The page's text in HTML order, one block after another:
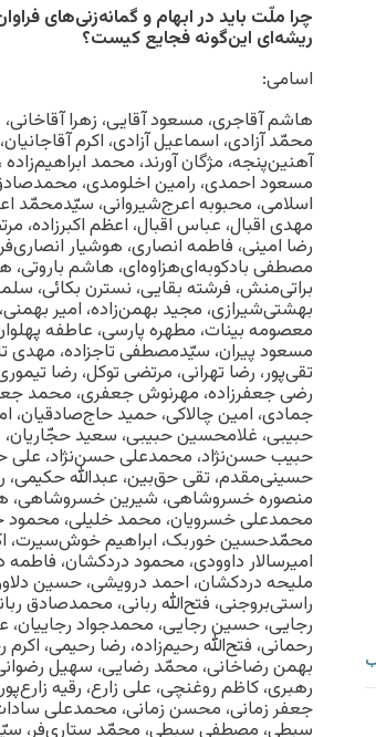
چرا ملّت باید در ابهام و گمانه‌زنی‌های
ریشه‌ای این‌گونه فجایع کیست؟
اسامی:
هاشم آقاجری، مسعود آقایی، زهرا آقاخانی،
محمّد آزادی، اسماعیل آزادی، اکرم
آهنین‌پنجه، مژگان آورند، محمد
مسعود احمدی، رامین اخلومدی،
اسلامی، محبوبه اعرج‌شیروانی، سیّدمحمّد
مهدی اقبال، عباس اقبال، اعظم اکبرزاده،
رضا امینی، فاطمه انصاری، هوشیار
مصطفی بادکوبه‌ای‌هزاوه‌ای، هاشم باروتی،
براتی‌منش، فرشته بقایی، نسترن بکائی،
بهشتی‌شیرازی، مجید بهمن‌زاده، امیر
معصومه بینات، مطهره پارسی، عاطفه
مسعود پیران، سیّدمصطفی تاجزاده، مهدی
تقی‌پور، رضا تهرانی، مرتضی توکل، رضا
رضی جعفرزاده، مهرنوش جعفری، محمد
جمادی، امین چالاکی، حمید حاج‌صادقیان،
حبیبی، غلامحسین حبیبی، سعید
حبیب حسن‌نژاد، محمدعلی حسن‌نژاد، علی
حسینی‌مقدم، تقی حق‌بین، عبدالله حکیمی،
منصوره خسروشاهی، شیرین خسروشاهی،
محمدعلی خسرویان، محمد خلیلی، محمود
محمّدحسین خوربک، ابراهیم خوش‌سیرت،
امیرسالار داوودی، محمود دردکشان،
ملیحه دردکشان، احمد درویشی، حسین
راستی‌بروجنی، فتح‌الله ربانی، محمدصادق
رجایی، حسین رجایی، محمدجواد
رحمانی، فتح‌الله رحیم‌زاده، رضا رحیمی،
بهمن رضاخانی، محمّد رضایی، سهیل
رهبری، کاظم روغنچی، علی زارع، رقیه
جعفر زمانی، محسن زمانی، محمدعلی
سبطی، مصطفی سبطی، محمّد ستاری‌فر،